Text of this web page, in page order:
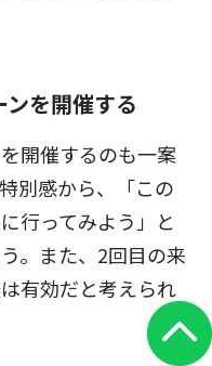
を開催する
開催するのも一案
別感から、「この
行ってみよう」と
。また、2回目の来
有効だと考えられ